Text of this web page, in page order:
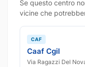
Se questo centro
vicine che
CAF
Caaf Cgil
Via Ragazzi Del